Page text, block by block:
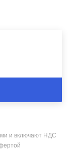
и включают НДС